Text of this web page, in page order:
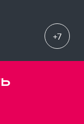
+7